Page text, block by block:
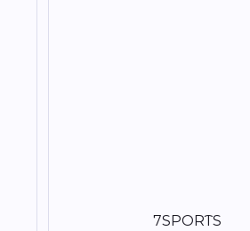
7SPORTS